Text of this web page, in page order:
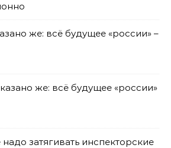
же: всё будущее «россии» –
же: всё будущее «россии»
затягивать инспекторские